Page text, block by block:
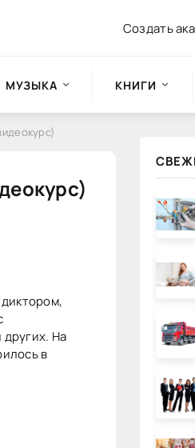
Создать
МУЗЫКА КНИГИ
На
в